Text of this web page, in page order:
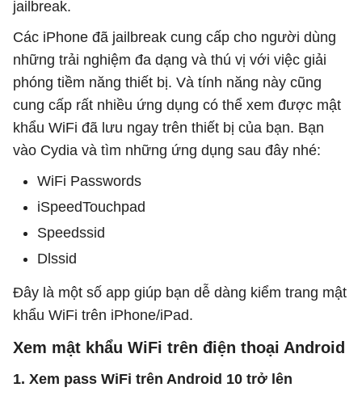
jailbreak.
Các iPhone đã jailbreak cung cấp cho người dùng
những trải nghiệm đa dạng và thú vị với việc giải
phóng tiềm năng thiết bị. Và tính năng này cũng
cung cấp rất nhiều ứng dụng có thể xem được mật
khẩu WiFi đã lưu ngay trên thiết bị của bạn. Bạn
vào Cydia và tìm những ứng dụng sau đây nhé:
WiFi Passwords
iSpeedTouchpad
Speedssid
Dlssid
Đây là một số app giúp bạn dễ dàng kiểm trang mật
khẩu WiFi trên iPhone/iPad.
Xem mật khẩu WiFi trên điện thoại Android
1. Xem pass WiFi trên Android 10 trở lên